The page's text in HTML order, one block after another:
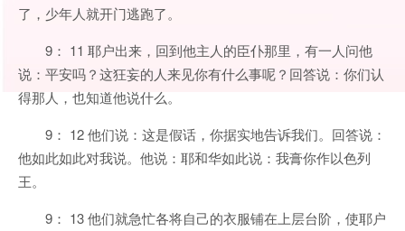
了，少年人就开门逃跑了。
9： 11 耶户出来，回到他主人的臣仆那里，有一人问他
说：平安吗？这狂妄的人来见你有什么事呢？回答说：你们认
得那人，也知道他说什么。
9： 12 他们说：这是假话，你据实地告诉我们。回答说：
他如此如此对我说。他说：耶和华如此说：我膏你作以色列
王。
9： 13 他们就急忙各将自己的衣服铺在上层台阶，使耶户